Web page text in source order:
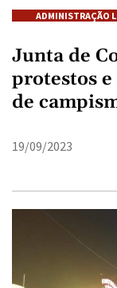
ADMINISTRAÇÃO
Junta de
protestos
de
19/09/2023